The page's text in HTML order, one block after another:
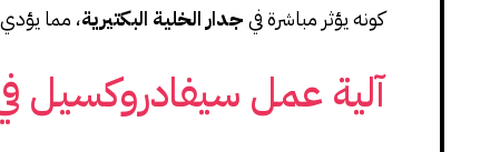
كونه يؤثر مباشرة فيجدار الخلية البكتيرية، مما
آلية عمل سيفادروكسيل